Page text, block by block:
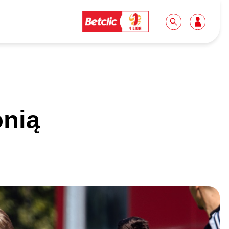
Biuro prasowe
Do pobrania